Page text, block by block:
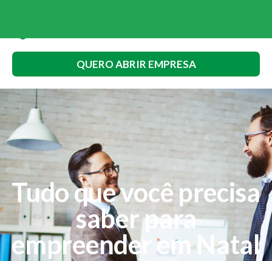
QUERO ABRIR EMPRESA
Tudo que você precisa
saber para
empreender em Natal